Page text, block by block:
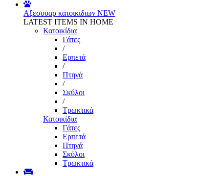
Αξεσουαρ κατοικιδιων NEW
LATEST ITEMS IN HOME
Κατοικίδια
Γάτες
/
Ερπετά
/
Πτηνά
/
Σκύλοι
/
Τρωκτικά
Κατοικίδια
Γάτες
Ερπετά
Πτηνά
Σκύλοι
Τρωκτικά